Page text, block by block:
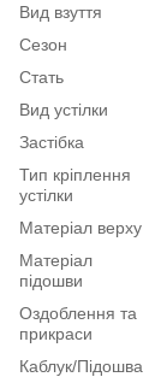
Вид взуття
Сезон
Стать
Вид устілки
Застібка
Тип кріплення
устілки
Матеріал верху
Матеріал
підошви
Оздоблення та
прикраси
Каблук/Підошва